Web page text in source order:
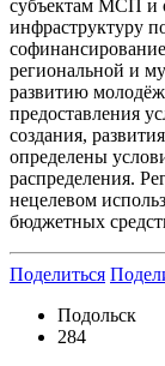
субъектам МСП и
инфраструктуру
региональной и
развитию
предоставления
создания,
определены
распределения.
нецелевом
бюджетных
Поделиться
Подольск
284